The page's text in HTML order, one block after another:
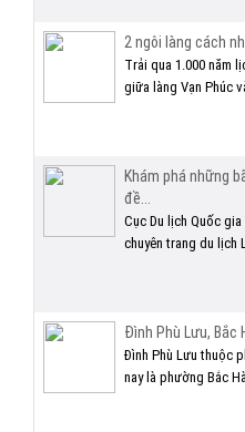
2 ngôi làng cách
Trải qua 1.000 năm
giữa làng Vạn Phúc
Khám phá những
đề...
Cục Du lịch Quốc
chuyên trang du lịch
Đình Phù Lưu, Bắc
Đình Phù Lưu thuộc
nay là phường Bắc